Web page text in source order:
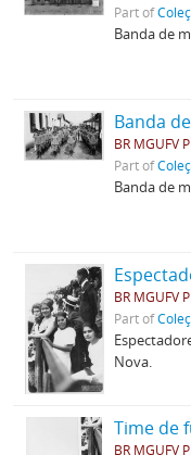
Part of
Banda de
Banda
BR MGUFV
Part of
Banda de
BR MGUFV
Part of
Nova.
Time de
BR MGUFV